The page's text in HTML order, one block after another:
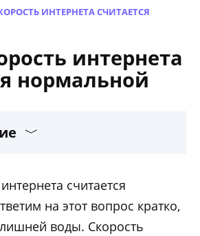
ИНТЕРНЕТА СЧИТАЕТСЯ
интернета
нормальной
считается
на этот вопрос кратко,
воды. Скорость